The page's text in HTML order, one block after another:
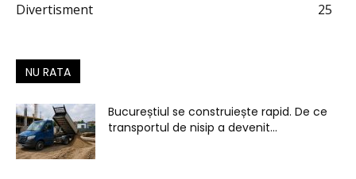
Divertisment
25
NU RATA
Bucureștiul se construiește rapid. De ce
transportul de nisip a devenit...